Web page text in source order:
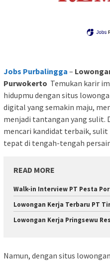
Jobs Purbalingga –
Purwokerto Temukan karir
hidupmu dengan situs
digital yang semakin maju,
menjadi tantangan yang sulit.
mencari kandidat terbaik,
tepat di tengah-tengah
READ MORE
Walk-in Interview PT Pesta
Lowongan Kerja Terbaru PT
Lowongan Kerja Pringsewu
Namun, dengan situs